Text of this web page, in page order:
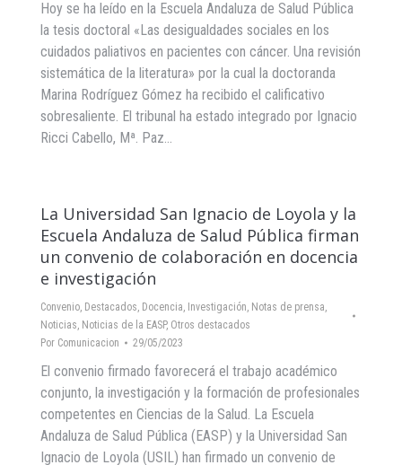
Hoy se ha leído en la Escuela Andaluza de Salud Pública
la tesis doctoral «Las desigualdades sociales en los
cuidados paliativos en pacientes con cáncer. Una revisión
sistemática de la literatura» por la cual la doctoranda
Marina Rodríguez Gómez ha recibido el calificativo
sobresaliente. El tribunal ha estado integrado por Ignacio
Ricci Cabello, Mª. Paz…
La Universidad San Ignacio de Loyola y la
Escuela Andaluza de Salud Pública firman
un convenio de colaboración en docencia
e investigación
Convenio, Destacados, Docencia, Investigación, Notas de prensa,
Noticias, Noticias de la EASP, Otros destacados
Por Comunicacion 29/05/2023
El convenio firmado favorecerá el trabajo académico
conjunto, la investigación y la formación de profesionales
competentes en Ciencias de la Salud. La Escuela
Andaluza de Salud Pública (EASP) y la Universidad San
Ignacio de Loyola (USIL) han firmado un convenio de